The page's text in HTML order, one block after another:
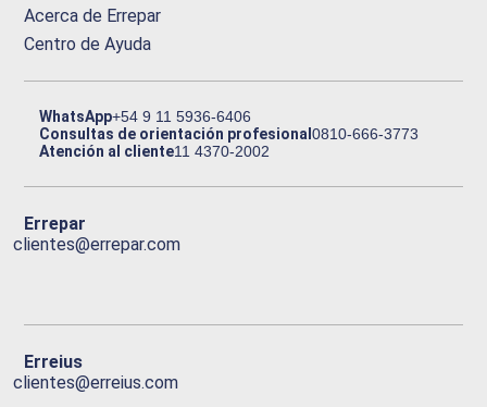
Acerca de Errepar
Centro de Ayuda
WhatsApp+54 9 11 5936-6406
Consultas de orientación profesional0810-666-3773
Atención al cliente11 4370-2002
Errepar
clientes@errepar.com
Erreius
clientes@erreius.com